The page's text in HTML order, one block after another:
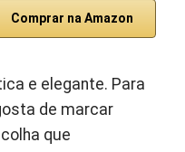
Comprar na Amazon
e elegante. Para
de marcar
que